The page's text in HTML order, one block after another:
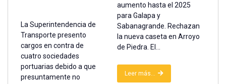
La Superintendencia de
Transporte presento
cargos en contra de
cuatro sociedades
portuarias debido a que
presuntamente no
aumento hasta el 2025
para Galapa y
Sabanagrande. Rechazan
la nueva caseta en Arroyo
de Piedra. El...
Leer más...